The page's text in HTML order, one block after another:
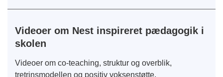
Videoer om Nest inspireret pædagogik i
skolen
Videoer om co-teaching, struktur og overblik,
tretrinsmodellen og positiv voksenstøtte.